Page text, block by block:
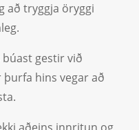
tryggja öryggi
gestir við
hins vegar að